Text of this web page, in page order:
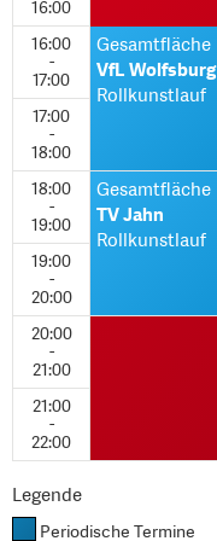
16:00
16:00
-
17:00
17:00
-
18:00
18:00
-
19:00
19:00
-
20:00
20:00
-
21:00
21:00
-
22:00
Gesamtfläche
VfL Wolfsburg
Rollkunstlauf
Gesamtfläche
TV Jahn
Rollkunstlauf
Legende
Periodische Termine